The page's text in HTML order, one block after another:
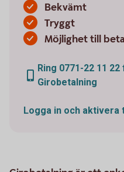
Bekvämt
Tryggt
Möjlighet till
Ring 0771-22 11
Girobetalning
Logga in och aktivera